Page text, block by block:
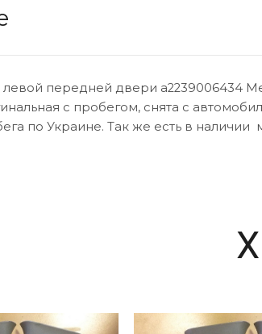
передней двери a2239006434
с пробегом, снята с
по Украине. Так же есть в наличии